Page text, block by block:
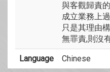
與客觀歸責
成立業務上
只是其理由
無罪責,則沒
Language Chinese